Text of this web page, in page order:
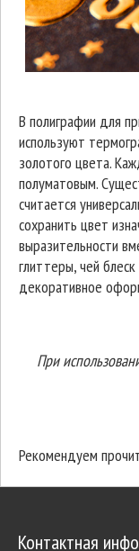
В полиграфии для
используют
золотого цвета.
полуматовым.
считается
сохранить цвет
выразительности
глиттеры, чей
декоративное
При
Рекомендуем
Контактная